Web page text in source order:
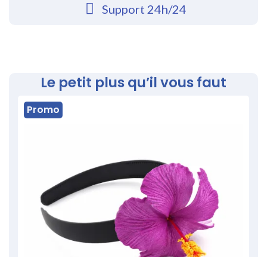
Support 24h/24
Le petit plus qu’il vous faut
Promo